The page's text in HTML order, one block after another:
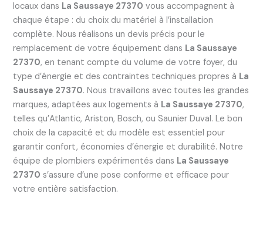
locaux dans La Saussaye 27370 vous accompagnent à
chaque étape : du choix du matériel à l’installation
complète. Nous réalisons un devis précis pour le
remplacement de votre équipement dans La Saussaye
27370, en tenant compte du volume de votre foyer, du
type d’énergie et des contraintes techniques propres à La
Saussaye 27370. Nous travaillons avec toutes les grandes
marques, adaptées aux logements à La Saussaye 27370,
telles qu’Atlantic, Ariston, Bosch, ou Saunier Duval. Le bon
choix de la capacité et du modèle est essentiel pour
garantir confort, économies d’énergie et durabilité. Notre
équipe de plombiers expérimentés dans La Saussaye
27370 s’assure d’une pose conforme et efficace pour
votre entière satisfaction.